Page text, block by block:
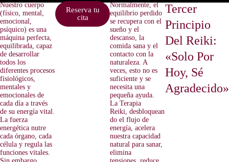
Nuestro cuerpo
(físico, mental,
emocional,
psíquico) es una
máquina perfecta,
equilibrada, capaz
de desarrollar
todos los
diferentes procesos
fisiológicos,
mentales y
emocionales de
cada día a través
de su energía vital.
La fuerza
energética nutre
cada órgano, cada
célula y regula las
funciones vitales.
Reserva tu
cita
Normalmente, el
equilibrio perdido
se recupera con el
sueño y el
descanso, la
comida sana y el
contacto con la
naturaleza. A
veces, esto no es
suficiente y se
necesita una
pequeña ayuda.
La Terapia
Reiki, desbloquean
do el flujo de
energía, acelera
nuestra capacidad
natural para sanar,
elimina
Tercer
Principio
Del Reiki:
«Solo Por
Hoy, Sé
Agradecido»